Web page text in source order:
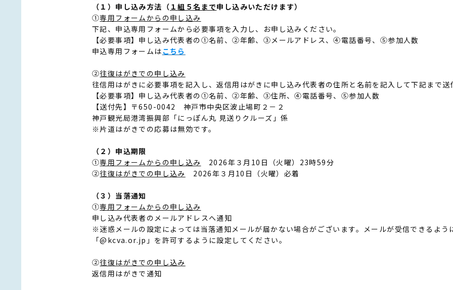
（１）申し込み方法（ １組５名まで申し込みいただけます）
①専用フォームからの申し込み
下記、申込専用フォームから必要事項を入力し、お申し込みください。
【必要事項】申し込み代表者の①名前、②年齢、③メールアドレス、④電話番号、⑤参加人数
申込専用フォームは こちら
②往復はがきでの申し込み
往信用はがきに必要事項を記入し、返信用はがきに申し込み代表者の住所と名前を記入して下記まで送
【必要事項】申し込み代表者の①名前、②年齢、③住所、④電話番号、⑤参加人数
【送付先】〒650-0042 神戸市中央区波止場町２－２
神戸観光局港湾振興部「にっぽん丸 見送りクルーズ」係
※片道はがきでの応募は無効です。
（２）申込期限
①専用フォームからの申し込み 2026年３月10日（火曜）23時59分
②往復はがきでの申し込み 2026年３月10日（火曜）必着
（３）当落通知
①専用フォームからの申し込み
申し込み代表者のメールアドレスへ通知
※迷惑メールの設定によっては当落通知メールが届かない場合がございます。メールが受信できるよう
「@kcva.or.jp」を許可するように設定してください。
②往復はがきでの申し込み
返信用はがきで通知